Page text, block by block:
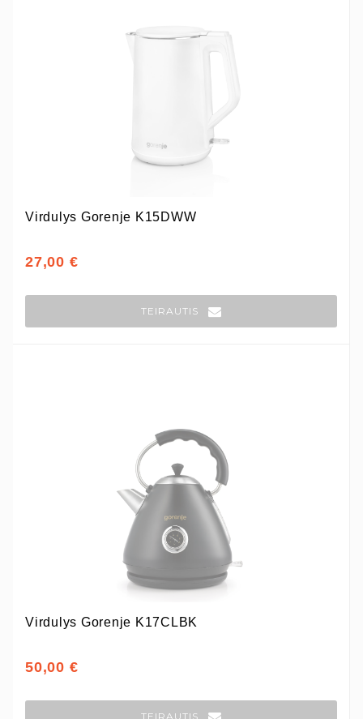
Virdulys Gorenje K15DWW
27,00 €
TEIRAUTIS
Virdulys Gorenje K17CLBK
50,00 €
TEIRAUTIS